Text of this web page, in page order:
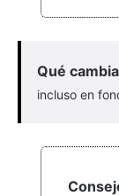
Qué
incluso en